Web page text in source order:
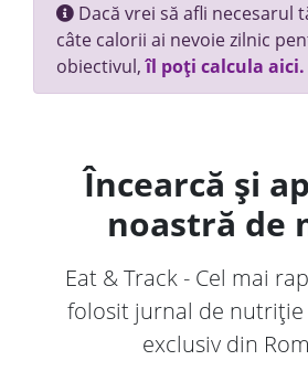
Dacă vrei să afli necesarul
câte calorii ai nevoie zilnic
obiectivul,îl poți calcula aici.
Încearcă și
noastră de
Eat & Track - Cel mai
folosit jurnal de
exclusiv din